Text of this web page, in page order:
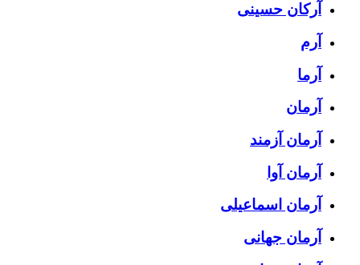
آرکان حسینی
آرم
آرما
آرمان
آرمان آزمند
آرمان آوا
آرمان اسماعیلی
آرمان جهانی